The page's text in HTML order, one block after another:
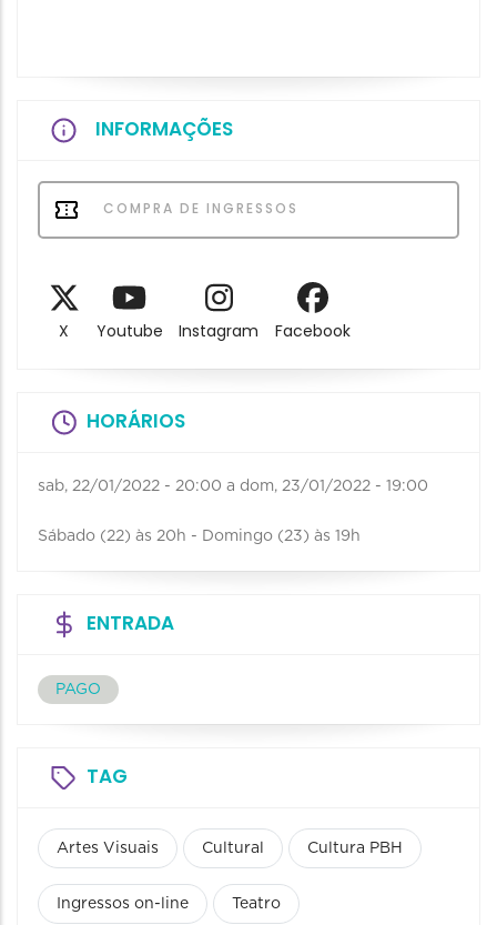
INFORMAÇÕES
COMPRA DE INGRESSOS
X Youtube Instagram Facebook
HORÁRIOS
sab, 22/01/2022 - 20:00 a dom, 23/01/2022 - 19:00
Sábado (22) às 20h - Domingo (23) às 19h
ENTRADA
PAGO
TAG
Artes Visuais Cultural Cultura PBH
Ingressos on-line Teatro